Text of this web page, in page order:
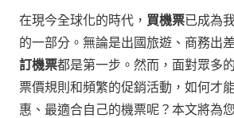
在現今全球化的時代， 買機票已成為
的一部分。無論是出國旅遊、商務出
訂機票都是第一步。然而，面對眾多
票價規則和頻繁的促銷活動，如何才
惠、最適合自己的機票呢？本文將為